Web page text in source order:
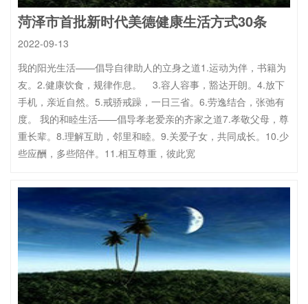
菏泽市首批新时代美德健康生活方式30条
2022-09-13
我的阳光生活——倡导自律助人的立身之道1.运动为伴，书籍为
友。2.健康饮食，规律作息。 3.容人容事，豁达开朗。4.放下
手机，亲近自然。5.戒骄戒躁，一日三省。6.劳逸结合，张弛有
度。 我的和睦生活——倡导孝老爱亲的齐家之道7.孝敬父母，尊
重长辈。8.理解互助，邻里和睦。9.关爱子女，共同成长。10.少
些应酬，多些陪伴。11.相互尊重，彼此宽